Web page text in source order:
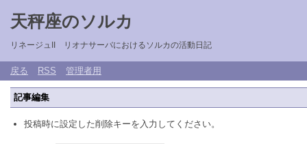
天秤座のソルカ
リネージュII リオナサーバにおけるソルカの活動日記
戻る RSS 管理者用
記事編集
投稿時に設定した削除キーを入力してください。